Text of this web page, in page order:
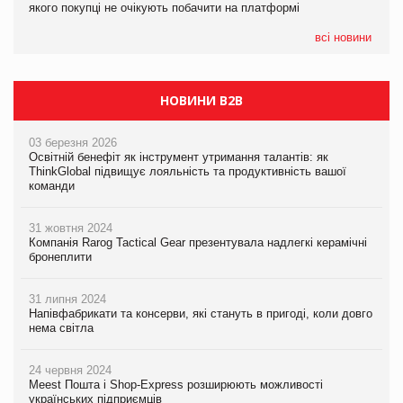
якого покупці не очікують побачити на платформі
всі новини
Мережа супермаркетів VARUS купує мережу магазинів
НОВИНИ B2B
03 березня 2026
Освітній бенефіт як інструмент утримання талантів: як
ThinkGlobal підвищує лояльність та продуктивність вашої
команди
31 жовтня 2024
Компанія Rarog Tactical Gear презентувала надлегкі керамічні
бронеплити
31 липня 2024
Напівфабрикати та консерви, які стануть в пригоді, коли довго
нема світла
24 червня 2024
Meest Пошта і Shop-Express розширюють можливості
українських підприємців